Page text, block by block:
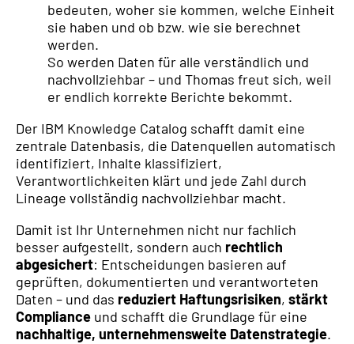
bedeuten, woher sie kommen, welche Einheit
sie haben und ob bzw. wie sie berechnet
werden.
So werden Daten für alle verständlich und
nachvollziehbar – und Thomas freut sich, weil
er endlich korrekte Berichte bekommt.
Der IBM Knowledge Catalog schafft damit eine
zentrale Datenbasis, die Datenquellen automatisch
identifiziert, Inhalte klassifiziert,
Verantwortlichkeiten klärt und jede Zahl durch
Lineage vollständig nachvollziehbar macht.
Damit ist Ihr Unternehmen nicht nur fachlich
besser aufgestellt, sondern auch rechtlich
abgesichert: Entscheidungen basieren auf
geprüften, dokumentierten und verantworteten
Daten – und das reduziert Haftungsrisiken, stärkt
Compliance und schafft die Grundlage für eine
nachhaltige, unternehmensweite Datenstrategie.